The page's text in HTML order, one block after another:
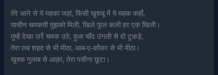
तेरे आने से ये महका जहां, किसी खुशबू में ये महक कहाँ,
यासीन चमकती तुझको मिली, खिले फूल कली हर एक खिली।
तुम्हें देखा ज़र्रे चमक उठे, हुआ चाँद उंगली से दो टुकड़े,
तेरा लब शहद से भी मीठा, आब-ए-कौसर से भी मीठा।
खुश्क गुलाब से आक़ा, तेरा पसीना छूटा।